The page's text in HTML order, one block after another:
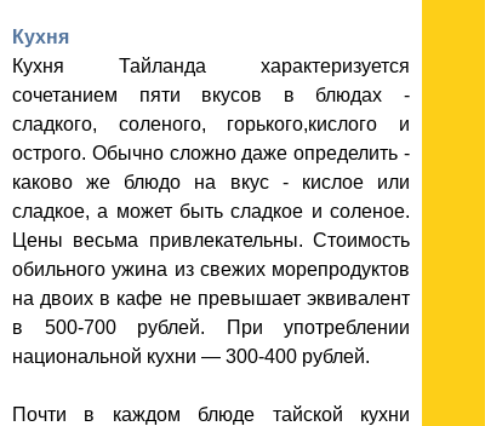
Кухня
Кухня Тайланда характеризуется
сочетанием пяти вкусов в блюдах -
сладкого, соленого, горького,кислого и
острого. Обычно сложно даже определить -
каково же блюдо на вкус - кислое или
сладкое, а может быть сладкое и соленое.
Цены весьма привлекательны. Стоимость
обильного ужина из свежих морепродуктов
на двоих в кафе не превышает эквивалент
в 500-700 рублей. При употреблении
национальной кухни — 300-400 рублей.
Почти в каждом блюде тайской кухни